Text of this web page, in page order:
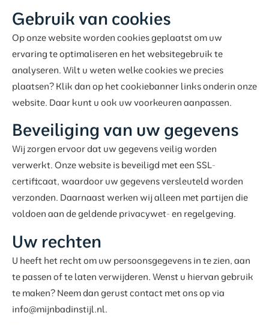
Gebruik van cookies
Op onze website worden cookies geplaatst om uw
ervaring te optimaliseren en het websitegebruik te
analyseren. Wilt u weten welke cookies we precies
plaatsen? Klik dan op het cookiebanner links onderin onze
website. Daar kunt u ook uw voorkeuren aanpassen.
Beveiliging van uw gegevens
Wij zorgen ervoor dat uw gegevens veilig worden
verwerkt. Onze website is beveiligd met een SSL-
certificaat, waardoor uw gegevens versleuteld worden
verzonden. Daarnaast werken wij alleen met partijen die
voldoen aan de geldende privacywet- en regelgeving.
Uw rechten
U heeft het recht om uw persoonsgegevens in te zien, aan
te passen of te laten verwijderen. Wenst u hiervan gebruik
te maken? Neem dan gerust contact met ons op via
info@mijnbadinstijl.nl.